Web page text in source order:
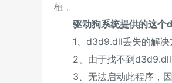
植 。
驱动狗系统提供的这个
1、d3d9.dll丢失的解决
2、由于找不到d3d9.dll
3、无法启动此程序，因